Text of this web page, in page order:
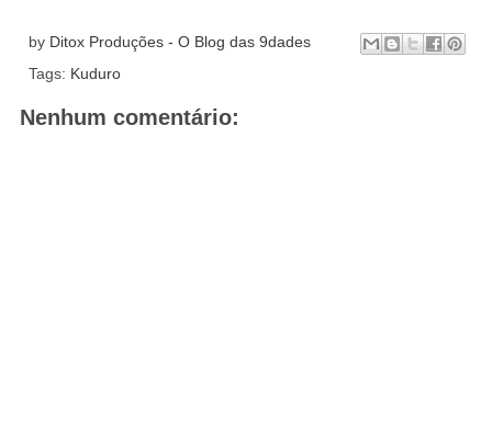
by Ditox Produções - O Blog das 9dades
Tags: Kuduro
Nenhum comentário: